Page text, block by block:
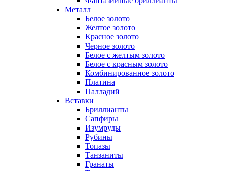
Металл
Белое золото
Желтое золото
Красное золото
Черное золото
Белое с желтым золото
Белое с красным золото
Комбинированное золото
Платина
Палладий
Вставки
Бриллианты
Сапфиры
Изумруды
Рубины
Топазы
Танзаниты
Гранаты